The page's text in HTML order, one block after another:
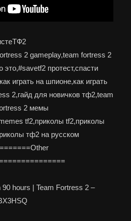
2 gameplay,team fortress 2
это,#savetf2 протест,спасти
играть на шпионе,как играть
2,гайд для новичков тф2,team
2 мемы
tf2,приколы tf2,приколы
тф2 на русском
hours | Team Fortress 2 –